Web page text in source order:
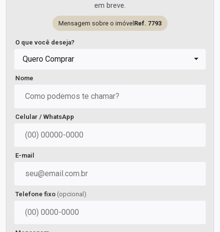
em breve.
Mensagem sobre o imóvel Ref. 7793
O que você deseja?
Quero Comprar
Nome
Celular / WhatsApp
E-mail
Telefone fixo (opcional)